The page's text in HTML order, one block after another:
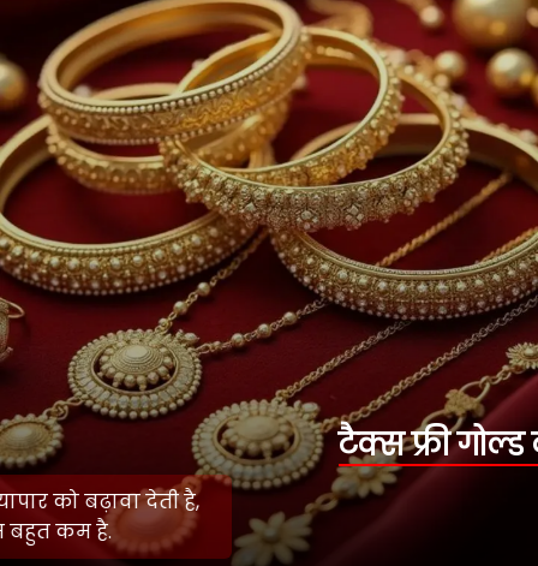
टैक्स फ्री गोल्ड का फायदा
दुबई सरकार सोने के व्यापार को बढ़ावा देती है,
इसलिए टैक्स बहुत कम है.